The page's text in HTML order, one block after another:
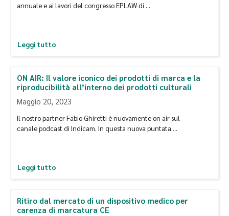
annuale e ai lavori del congresso EPLAW di …
Leggi tutto
ON AIR: Il valore iconico dei prodotti di marca e la
riproducibilità all’interno dei prodotti culturali
Maggio 20, 2023
Il nostro partner Fabio Ghiretti è nuovamente on air sul
canale podcast di Indicam. In questa nuova puntata …
Leggi tutto
Ritiro dal mercato di un dispositivo medico per
carenza di marcatura CE